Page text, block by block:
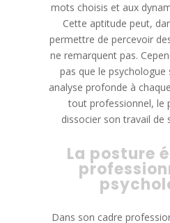
mots choisis et aux
Cette aptitude peut,
permettre de percevoir
ne remarquent pas.
pas que le psychologue
analyse profonde à
tout professionnel, le
dissocier son travail de
La posture
Dans son cadre